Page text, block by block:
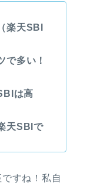
楽天SBI
で多い！
は高
天SBIで
すね！私自